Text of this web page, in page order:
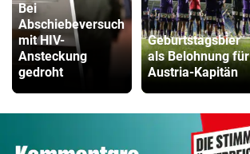
Bei
Abschiebeversuch
mit HIV-
Ansteckung
gedroht
Geburtstagsbier
als Belohnung für
Austria-Kapitän